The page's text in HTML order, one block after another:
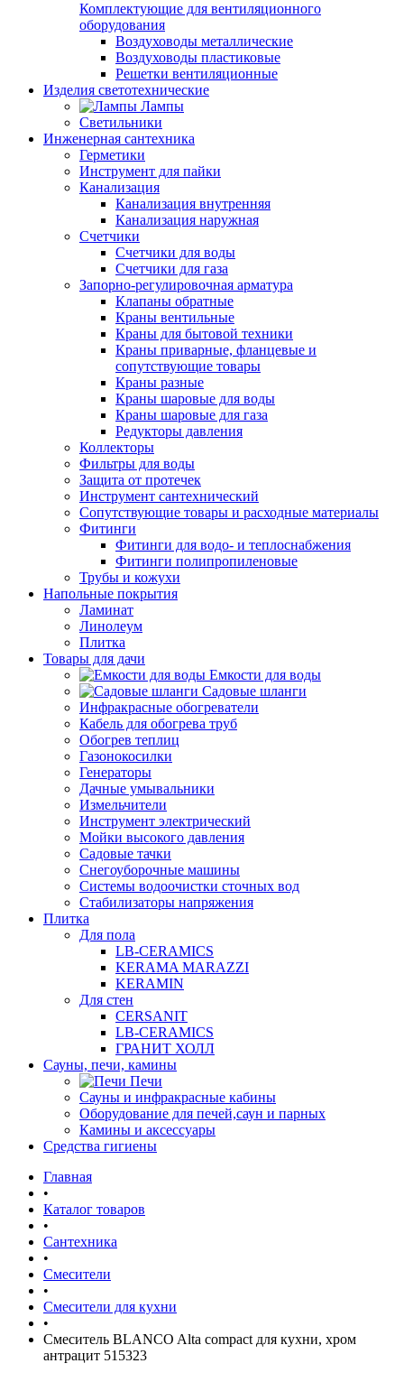
Комплектующие для вентиляционного
оборудования
Воздуховоды металлические
Воздуховоды пластиковые
Решетки вентиляционные
Изделия светотехнические
Лампы
Светильники
Инженерная сантехника
Герметики
Инструмент для пайки
Канализация
Канализация внутренняя
Канализация наружная
Счетчики
Счетчики для воды
Счетчики для газа
Запорно-регулировочная арматура
Клапаны обратные
Краны вентильные
Краны для бытовой техники
Краны приварные, фланцевые и
сопутствующие товары
Краны разные
Краны шаровые для воды
Краны шаровые для газа
Редукторы давления
Коллекторы
Фильтры для воды
Защита от протечек
Инструмент сантехнический
Сопутствующие товары и расходные материалы
Фитинги
Фитинги для водо- и теплоснабжения
Фитинги полипропиленовые
Трубы и кожухи
Напольные покрытия
Ламинат
Линолеум
Плитка
Товары для дачи
Емкости для воды
Садовые шланги
Инфракрасные обогреватели
Кабель для обогрева труб
Обогрев теплиц
Газонокосилки
Генераторы
Дачные умывальники
Измельчители
Инструмент электрический
Мойки высокого давления
Садовые тачки
Снегоуборочные машины
Системы водоочистки сточных вод
Стабилизаторы напряжения
Плитка
Для пола
LB-CERAMICS
KERAMA MARAZZI
KERAMIN
Для стен
CERSANIT
LB-CERAMICS
ГРАНИТ ХОЛЛ
Сауны, печи, камины
Печи
Сауны и инфракрасные кабины
Оборудование для печей,саун и парных
Камины и аксессуары
Средства гигиены
Главная
•
Каталог товаров
•
Сантехника
•
Смесители
•
Смесители для кухни
•
Смеситель BLANCO Alta compact для кухни, хром
антрацит 515323